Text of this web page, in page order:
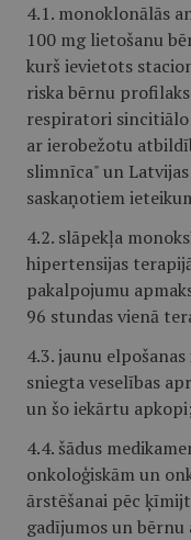
4.1. monoklonālās
100 mg lietošanu
kurš ievietots
riska bērnu
respiratori
ar ierobežotu
slimnīca" un
saskaņotiem
4.2. slāpekļa
hipertensijas
pakalpojumu
96 stundas vienā
4.3. jaunu
sniegta veselības
un šo iekārtu apkopi;
4.4. šādus
onkoloģiskām un
ārstēšanai pēc
gadījumos un